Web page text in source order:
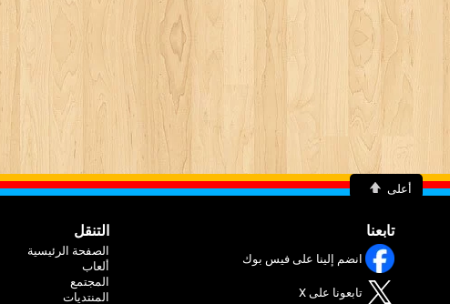
أعلى
التنقل
الصفحة الرئيسية
ألعاب
المجتمع
المنتديات
تابعنا
انضم إلينا على فيس بوك
تابعونا على X